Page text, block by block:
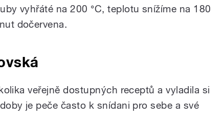
vyhřáté na 200 °C, teplotu snížíme na 180
dočervena.
veřejně dostupných receptů a vyladila si
je peče často k snídani pro sebe a své